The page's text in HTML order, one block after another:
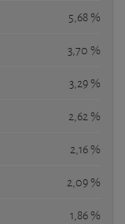
5,68 %
3,70 %
3,29 %
2,62 %
2,16 %
2,09 %
1,86 %